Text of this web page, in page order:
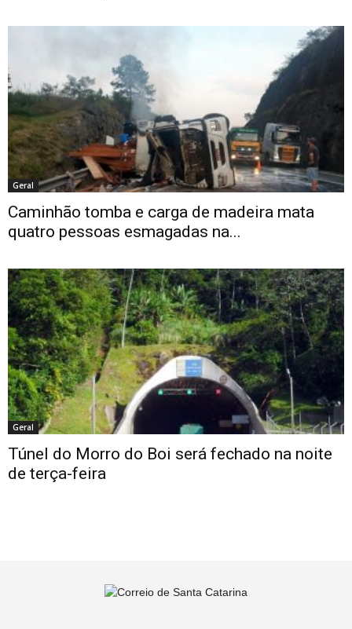
Geral
Caminhão tomba e carga de madeira mata
quatro pessoas esmagadas na...
Geral
Túnel do Morro do Boi será fechado na noite
de terça-feira